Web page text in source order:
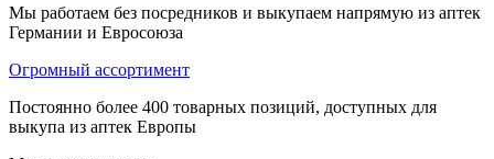
Мы работаем без посредников и выкупаем напрямую из аптек
Германии и Евросоюза
Огромный ассортимент
Постоянно более 400 товарных позиций, доступных для
выкупа из аптек Европы